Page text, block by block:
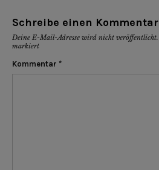
Schreibe einen Kommentar
Deine E-Mail-Adresse wird nicht veröffentlicht.
markiert
Kommentar *